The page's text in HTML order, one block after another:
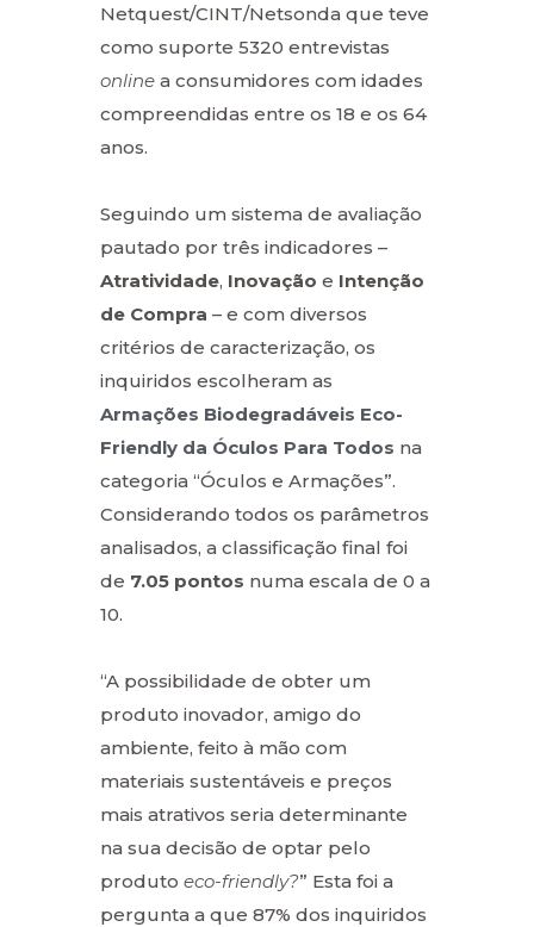
Netquest/CINT/Netsonda que teve
como suporte 5320 entrevistas
online a consumidores com idades
compreendidas entre os 18 e os 64
anos.
Seguindo um sistema de avaliação
pautado por três indicadores –
Atratividade, Inovação e Intenção
de Compra – e com diversos
critérios de caracterização, os
inquiridos escolheram as
Armações Biodegradáveis Eco-
Friendly da Óculos Para Todos na
categoria “Óculos e Armações”.
Considerando todos os parâmetros
analisados, a classificação final foi
de 7.05 pontos numa escala de 0 a
10.
“A possibilidade de obter um
produto inovador, amigo do
ambiente, feito à mão com
materiais sustentáveis e preços
mais atrativos seria determinante
na sua decisão de optar pelo
produto eco-friendly?” Esta foi a
pergunta a que 87% dos inquiridos